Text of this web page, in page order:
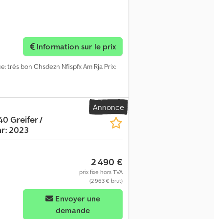
Information sur le prix
très bon Chsdezn Nfispfx Am Rja Prix:
Annonce
Greifer /
2023
2 490 €
prix fixe hors TVA
(2 963 € brut)
demande